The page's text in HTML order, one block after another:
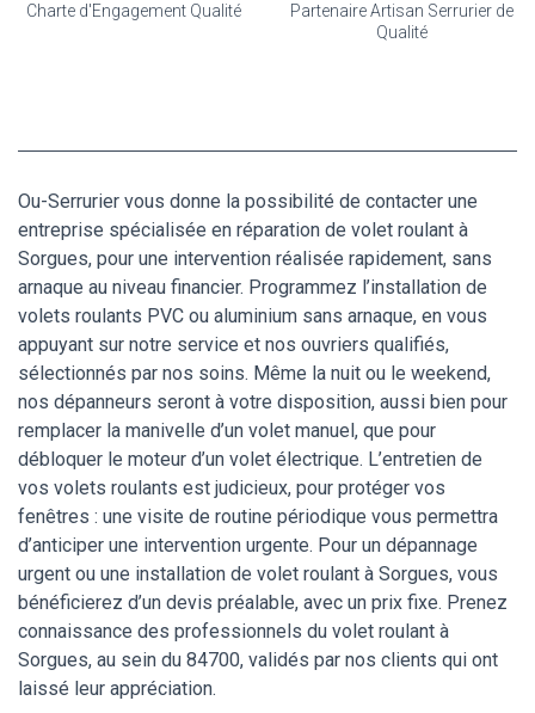
Charte d'Engagement Qualité
Partenaire Artisan Serrurier de
Qualité
Ou-Serrurier vous donne la possibilité de contacter une
entreprise spécialisée en réparation de volet roulant à
Sorgues, pour une intervention réalisée rapidement, sans
arnaque au niveau financier. Programmez l’installation de
volets roulants PVC ou aluminium sans arnaque, en vous
appuyant sur notre service et nos ouvriers qualifiés,
sélectionnés par nos soins. Même la nuit ou le weekend,
nos dépanneurs seront à votre disposition, aussi bien pour
remplacer la manivelle d’un volet manuel, que pour
débloquer le moteur d’un volet électrique. L’entretien de
vos volets roulants est judicieux, pour protéger vos
fenêtres : une visite de routine périodique vous permettra
d’anticiper une intervention urgente. Pour un dépannage
urgent ou une installation de volet roulant à Sorgues, vous
bénéficierez d’un devis préalable, avec un prix fixe. Prenez
connaissance des professionnels du volet roulant à
Sorgues, au sein du 84700, validés par nos clients qui ont
laissé leur appréciation.